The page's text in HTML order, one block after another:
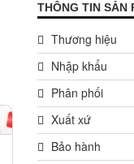
THÔNG TIN SẢN
Thương hiệu
Nhập khẩu
Phân phối
Xuất xứ
Bảo hành